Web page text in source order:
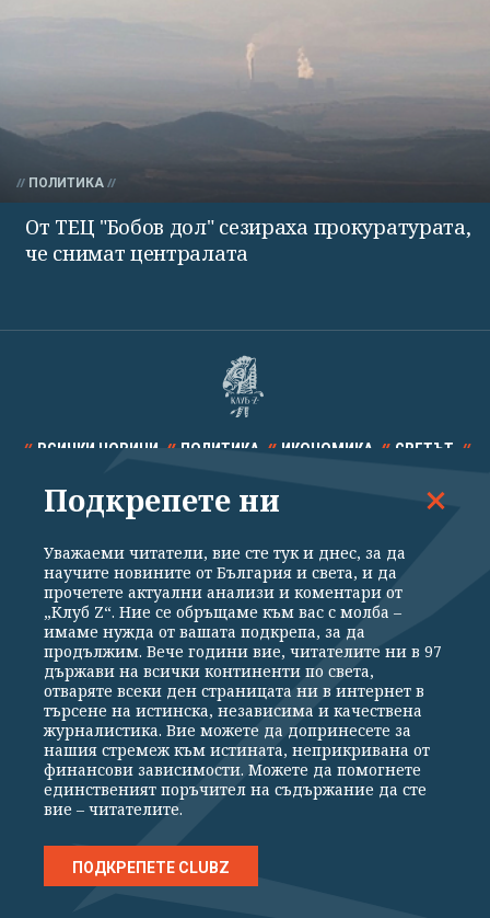
ПОЛИТИКА
От ТЕЦ "Бобов дол" сезираха прокуратурата,
че снимат централата
ВСИЧКИ НОВИНИ ПОЛИТИКА ИКОНОМИКА СВЕТЪТ
СПОРТ КУЛТУРА ТЕХНОЛОГИИ КАЛЕЙДОСКОП
Общи условия
Политика за поверителност
Реклама
Партньори Контакти
За Клуб Z
Екип
Подкрепете ни
Издател на www.clubz.bg е „Клуб Зебра Медия“ ЕООД, София, ул. "Алеко
Константинов" 3. Всички права запазени 2026 „Клуб Зебра Медия“
Препечатването на материали, снимки и видео от www.clubz.bg без
разрешение ще бъде преследвано по съдебен път, съгласно
ОБЩИТЕ УСЛОВИЯ
Подкрепете ни
Уважаеми читатели, вие сте тук и днес, за да
научите новините от България и света, и да
прочетете актуални анализи и коментари от
„Клуб Z“. Ние се обръщаме към вас с молба –
имаме нужда от вашата подкрепа, за да
продължим. Вече години вие, читателите ни в 97
държави на всички континенти по света,
отваряте всеки ден страницата ни в интернет в
търсене на истинска, независима и качествена
журналистика. Вие можете да допринесете за
нашия стремеж към истината, неприкривана от
финансови зависимости. Можете да помогнете
единственият поръчител на съдържание да сте
вие – читателите.
ПОДКРЕПЕТЕ CLUBZ